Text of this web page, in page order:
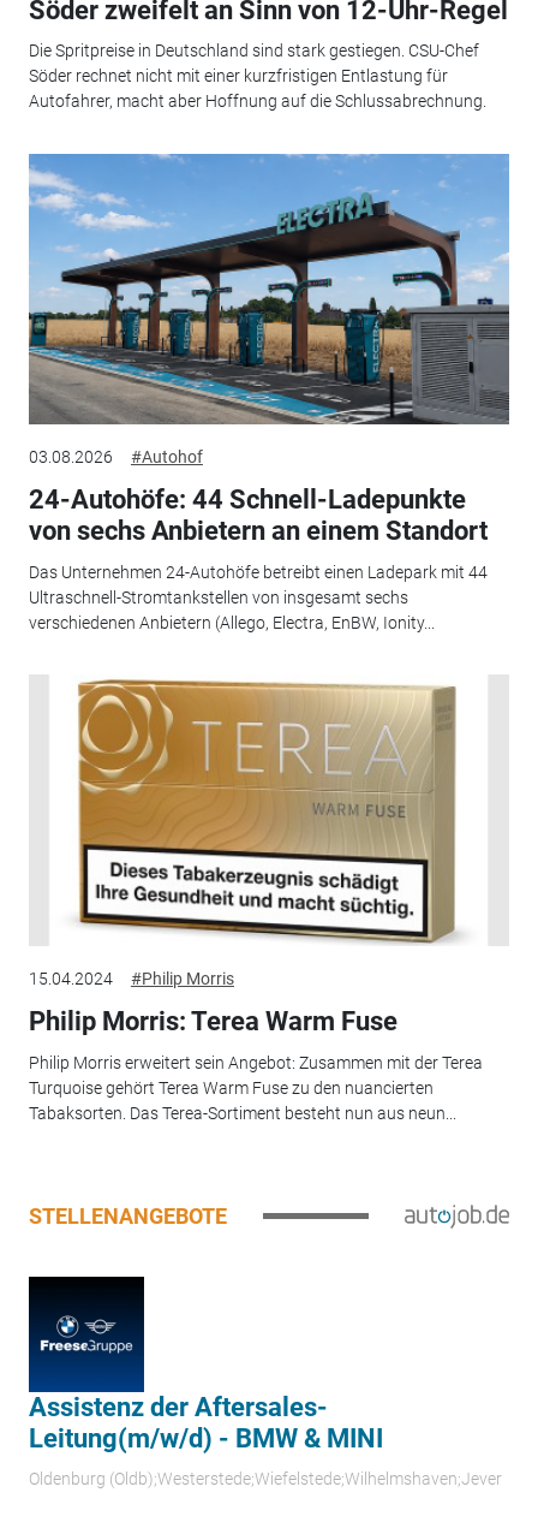
Söder zweifelt an Sinn von 12-Uhr-Regel
Die Spritpreise in Deutschland sind stark gestiegen. CSU-Chef
Söder rechnet nicht mit einer kurzfristigen Entlastung für
Autofahrer, macht aber Hoffnung auf die Schlussabrechnung.
03.08.2026 #Autohof
24-Autohöfe: 44 Schnell-Ladepunkte
von sechs Anbietern an einem Standort
Das Unternehmen 24-Autohöfe betreibt einen Ladepark mit 44
Ultraschnell-Stromtankstellen von insgesamt sechs
verschiedenen Anbietern (Allego, Electra, EnBW, Ionity...
15.04.2024 #Philip Morris
Philip Morris: Terea Warm Fuse
Philip Morris erweitert sein Angebot: Zusammen mit der Terea
Turquoise gehört Terea Warm Fuse zu den nuancierten
Tabaksorten. Das Terea-Sortiment besteht nun aus neun...
STELLENANGEBOTE
Assistenz der Aftersales-
Leitung(m/w/d) - BMW & MINI
Oldenburg (Oldb);Westerstede;Wiefelstede;Wilhelmshaven;Jever